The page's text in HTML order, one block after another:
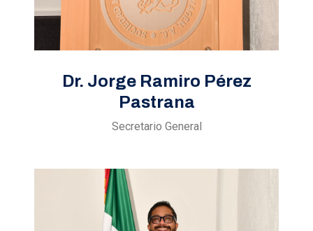
Dr. Jorge Ramiro Pérez
Pastrana
Secretario General